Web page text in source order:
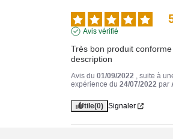
Avis vérifié
Très bon produit
description
Avis du 01/09/2022 , suite à
expérience du 24/07/2022 par
Utile(0) Signaler